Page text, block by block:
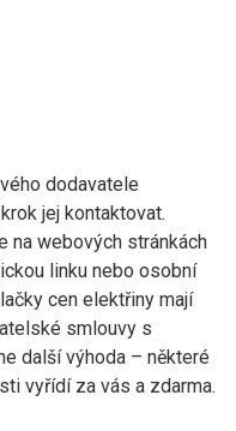
dodavatele
jej kontaktovat.
na webových stránkách
linku nebo osobní
cen elektřiny mají
smlouvy s
další výhoda – některé
vyřídí za vás a zdarma.